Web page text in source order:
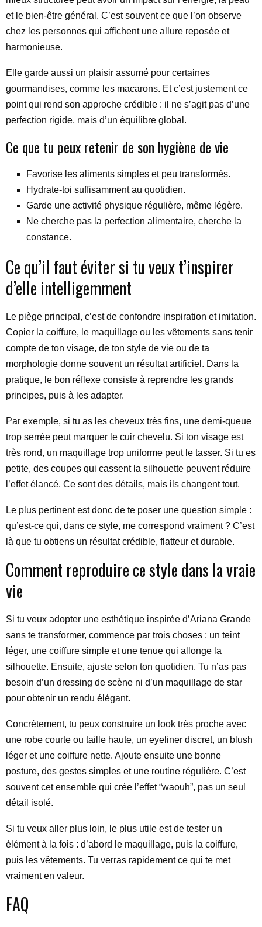
et le bien-être général. C’est souvent ce que l’on observe
chez les personnes qui affichent une allure reposée et
harmonieuse.
Elle garde aussi un plaisir assumé pour certaines
gourmandises, comme les macarons. Et c’est justement ce
point qui rend son approche crédible : il ne s’agit pas d’une
perfection rigide, mais d’un équilibre global.
Ce que tu peux retenir de son hygiène de vie
Favorise les aliments simples et peu transformés.
Hydrate-toi suffisamment au quotidien.
Garde une activité physique régulière, même légère.
Ne cherche pas la perfection alimentaire, cherche la
constance.
Ce qu’il faut éviter si tu veux t’inspirer
d’elle intelligemment
Le piège principal, c’est de confondre inspiration et imitation.
Copier la coiffure, le maquillage ou les vêtements sans tenir
compte de ton visage, de ton style de vie ou de ta
morphologie donne souvent un résultat artificiel. Dans la
pratique, le bon réflexe consiste à reprendre les grands
principes, puis à les adapter.
Par exemple, si tu as les cheveux très fins, une demi-queue
trop serrée peut marquer le cuir chevelu. Si ton visage est
très rond, un maquillage trop uniforme peut le tasser. Si tu es
petite, des coupes qui cassent la silhouette peuvent réduire
l’effet élancé. Ce sont des détails, mais ils changent tout.
Le plus pertinent est donc de te poser une question simple :
qu’est-ce qui, dans ce style, me correspond vraiment ? C’est
là que tu obtiens un résultat crédible, flatteur et durable.
Comment reproduire ce style dans la vraie
vie
Si tu veux adopter une esthétique inspirée d’Ariana Grande
sans te transformer, commence par trois choses : un teint
léger, une coiffure simple et une tenue qui allonge la
silhouette. Ensuite, ajuste selon ton quotidien. Tu n’as pas
besoin d’un dressing de scène ni d’un maquillage de star
pour obtenir un rendu élégant.
Concrètement, tu peux construire un look très proche avec
une robe courte ou taille haute, un eyeliner discret, un blush
léger et une coiffure nette. Ajoute ensuite une bonne
posture, des gestes simples et une routine régulière. C’est
souvent cet ensemble qui crée l’effet “waouh”, pas un seul
détail isolé.
Si tu veux aller plus loin, le plus utile est de tester un
élément à la fois : d’abord le maquillage, puis la coiffure,
puis les vêtements. Tu verras rapidement ce qui te met
vraiment en valeur.
FAQ